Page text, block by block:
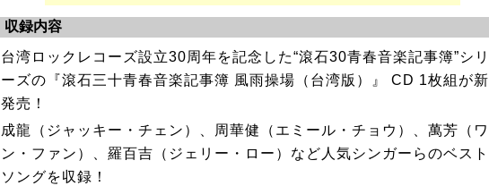
収録内容
台湾ロックレコーズ設立30周年を記念した“滾石30青春音楽記事簿”シリ
ーズの『滾石三十青春音楽記事簿 風雨操場（台湾版）』 CD 1枚組が新
発売！
成龍（ジャッキー・チェン）、周華健（エミール・チョウ）、萬芳（ワ
ン・ファン）、羅百吉（ジェリー・ロー）など人気シンガーらのベスト
ソングを収録！